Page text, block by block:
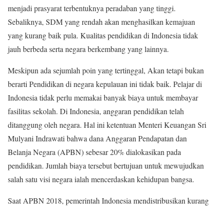
menjadi prasyarat terbentuknya peradaban yang tinggi.
Sebaliknya, SDM yang rendah akan menghasilkan kemajuan
yang kurang baik pula. Kualitas pendidikan di Indonesia tidak
jauh berbeda serta negara berkembang yang lainnya.
Meskipun ada sejumlah poin yang tertinggal, Akan tetapi bukan
berarti Pendidikan di negara kepulauan ini tidak baik. Pelajar di
Indonesia tidak perlu memakai banyak biaya untuk membayar
fasilitas sekolah. Di Indonesia, anggaran pendidikan telah
ditanggung oleh negara. Hal ini ketentuan Menteri Keuangan Sri
Mulyani Indrawati bahwa dana Anggaran Pendapatan dan
Belanja Negara (APBN) sebesar 20% dialokasikan pada
pendidikan. Jumlah biaya tersebut bertujuan untuk mewujudkan
salah satu visi negara ialah mencerdaskan kehidupan bangsa.
Saat APBN 2018, pemerintah Indonesia mendistribusikan kurang